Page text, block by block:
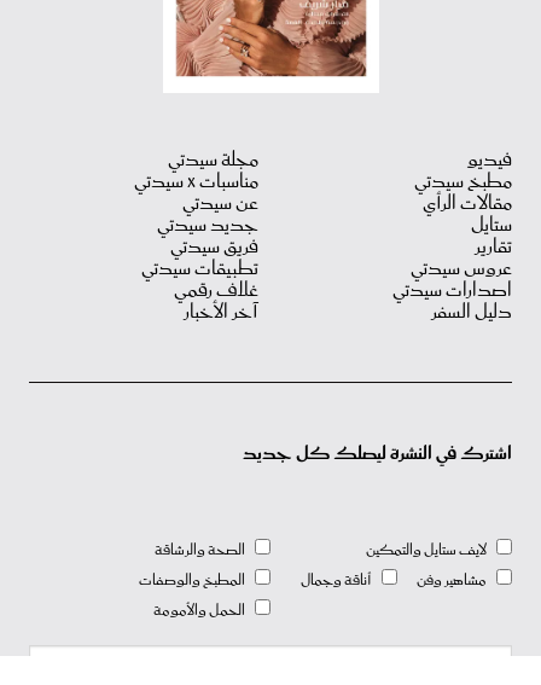
فيديو
مطبخ سيدتي
مقالات الرأي
ستايل
تقارير
عروس سيدتي
اصدارات سيدتي
دليل السفر
مجلة سيدتي
مناسبات X سيدتي
عن سيدتي
جديد سيدتي
فريق سيدتي
تطبيقات سيدتي
غلاف رقمي
آخر الأخبار
اشترك في النشرة ليصلك كل جديد
لايف ستايل والتمكين
مشاهير وفن
أناقة وجمال
الصحة والرشاقة
المطبخ والوصفات
الحمل والأمومة